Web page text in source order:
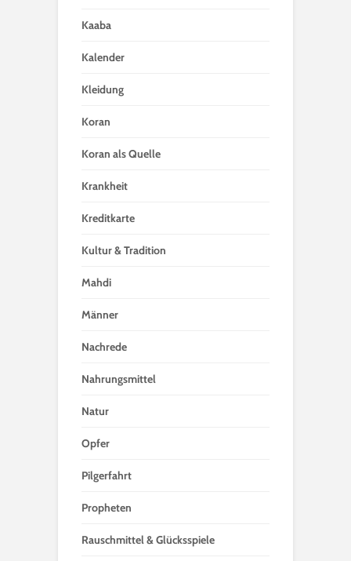
Kaaba
Kalender
Kleidung
Koran
Koran als Quelle
Krankheit
Kreditkarte
Kultur & Tradition
Mahdi
Männer
Nachrede
Nahrungsmittel
Natur
Opfer
Pilgerfahrt
Propheten
Rauschmittel & Glücksspiele